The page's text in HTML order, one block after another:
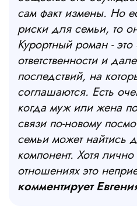
сам факт измены. Но
риски для семьи, то
Курортный роман -
ответственности и
последствий, на
соглашаются. Есть
когда муж или жена
связи по-новому
семьи может найтись
компонент. Хотя
отношениях это
комментирует